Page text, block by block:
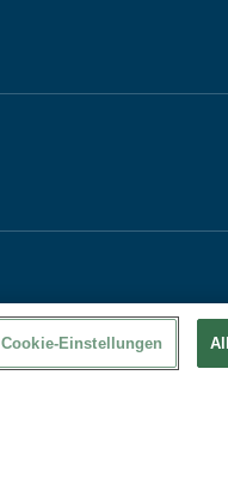
Cookie-Einstellungen